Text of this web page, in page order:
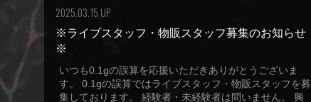
2025.03.15 UP
※ライブスタッフ・物販スタッフ募集のお知らせ
※
いつも0.1gの誤算を応援いただきありがとうございま
す。 0.1gの誤算ではライブスタッフ・物販スタッフを募
集しております。 経験者・未経験者は問いません。 興